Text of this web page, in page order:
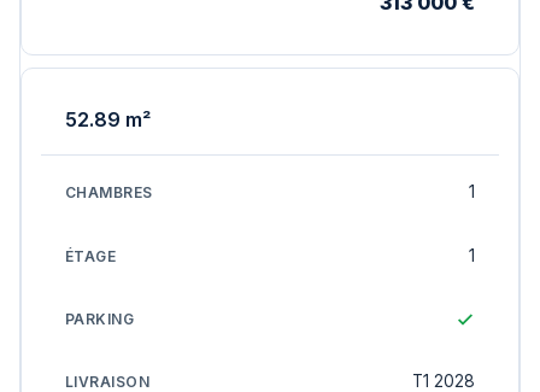
52.89 m²
1
1
T1 2028